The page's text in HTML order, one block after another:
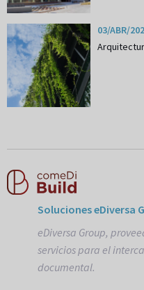
03/ABR/
Soluciones eDiversa
eDiversa Group,
servicios para el
documental.